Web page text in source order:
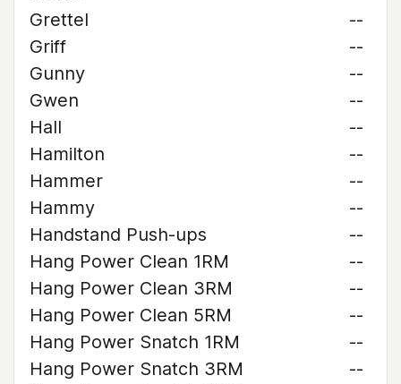
Grettel
--
Griff
--
Gunny
--
Gwen
--
Hall
--
Hamilton
--
Hammer
--
Hammy
--
Handstand Push-ups
--
Hang Power Clean 1RM
--
Hang Power Clean 3RM
--
Hang Power Clean 5RM
--
Hang Power Snatch 1RM
--
Hang Power Snatch 3RM
--